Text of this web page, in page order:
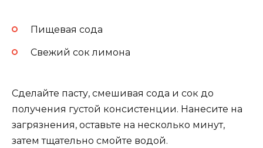
Пищевая сода
Свежий сок лимона
Сделайте пасту, смешивая сода и сок до
получения густой консистенции. Нанесите на
загрязнения, оставьте на несколько минут,
затем тщательно смойте водой.